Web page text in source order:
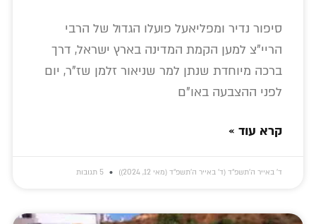
סיפור נדיר ומפליאעל פועלו הגדול של הרבי
הריי"צ למען הקמת המדינה בארץ ישראל, דרך
ברכה מיוחדת שנתן למר שניאור זלמן שז"ר, יום
לפני ההצבעה באו"ם
קרא עוד »
ד׳ באייר ה׳תשפ״ד (ד׳ באייר ה׳תשפ״ד (מאי 12, 2024))